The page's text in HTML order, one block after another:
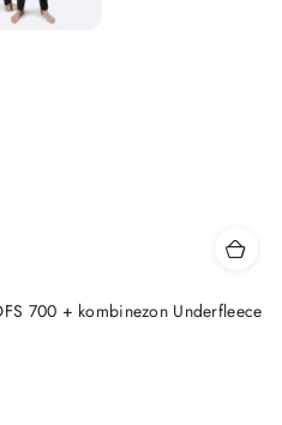
700 + kombinezon Underfleece